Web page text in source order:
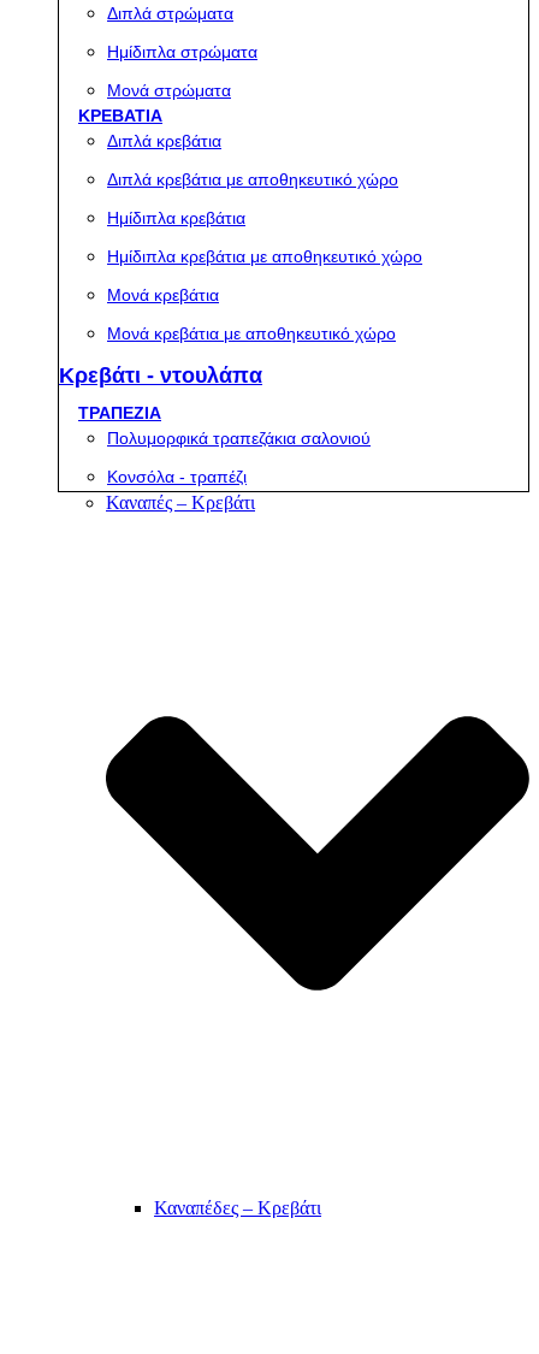
Διπλά στρώματα
Ημίδιπλα στρώματα
Μονά στρώματα
ΚΡΕΒΑΤΙΑ
Διπλά κρεβάτια
Διπλά κρεβάτια με αποθηκευτικό χώρο
Ημίδιπλα κρεβάτια
Ημίδιπλα κρεβάτια με αποθηκευτικό χώρο
Μονά κρεβάτια
Μονά κρεβάτια με αποθηκευτικό χώρο
Κρεβάτι - ντουλάπα
ΤΡΑΠΕΖΙΑ
Πολυμορφικά τραπεζάκια σαλονιού
Κονσόλα - τραπέζι
Καναπές – Κρεβάτι
Καναπέδες – Κρεβάτι